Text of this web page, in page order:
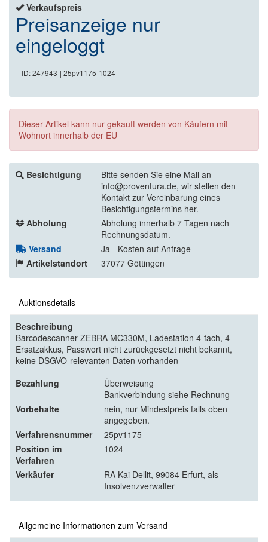
Verkaufspreis
Preisanzeige nur
eingeloggt
ID: 247943 | 25pv1175-1024
Dieser Artikel kann nur gekauft werden von Käufern mit
Wohnort innerhalb der EU
Besichtigung
Bitte senden Sie eine Mail an
info@proventura.de, wir stellen den
Kontakt zur Vereinbarung eines
Besichtigungstermins her.
Abholung
Abholung innerhalb 7 Tagen nach
Rechnungsdatum.
Versand
Ja - Kosten auf Anfrage
Artikelstandort
37077 Göttingen
Auktionsdetails
Beschreibung
Barcodescanner ZEBRA MC330M, Ladestation 4-fach, 4
Ersatzakkus, Passwort nicht zurückgesetzt nicht bekannt,
keine DSGVO-relevanten Daten vorhanden
Bezahlung
Überweisung
Bankverbindung siehe Rechnung
Vorbehalte
nein, nur Mindestpreis falls oben
angegeben.
Verfahrensnummer
25pv1175
Position im
Verfahren
1024
Verkäufer
RA Kai Dellit, 99084 Erfurt, als
Insolvenzverwalter
Allgemeine Informationen zum Versand